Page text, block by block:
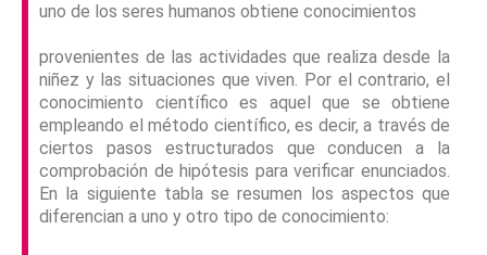
uno de los seres humanos obtiene conocimientos
provenientes de las actividades que realiza desde la
niñez y las situaciones que viven. Por el contrario, el
conocimiento científico es aquel que se obtiene
empleando el método científico, es decir, a través de
ciertos pasos estructurados que conducen a la
comprobación de hipótesis para verificar enunciados.
En la siguiente tabla se resumen los aspectos que
diferencian a uno y otro tipo de conocimiento: